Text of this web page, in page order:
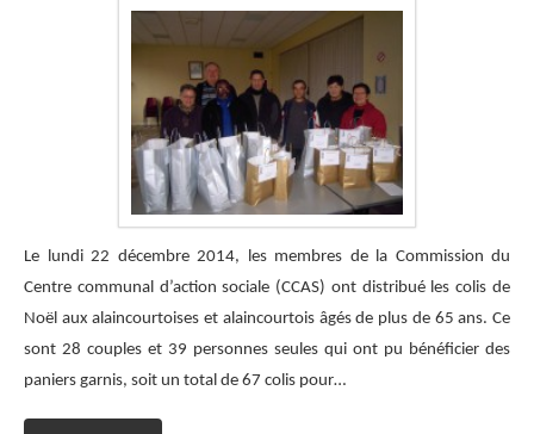
Le lundi 22 décembre 2014, les membres de la Commission du
Centre communal d’action sociale (CCAS) ont distribué les colis de
Noël aux alaincourtoises et alaincourtois âgés de plus de 65 ans. Ce
sont 28 couples et 39 personnes seules qui ont pu bénéficier des
paniers garnis, soit un total de 67 colis pour…